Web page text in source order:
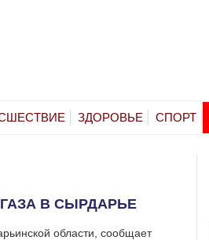
ЗДОРОВЬЕ СПОРТ
В СЫРДАРЬЕ
области, сообщает